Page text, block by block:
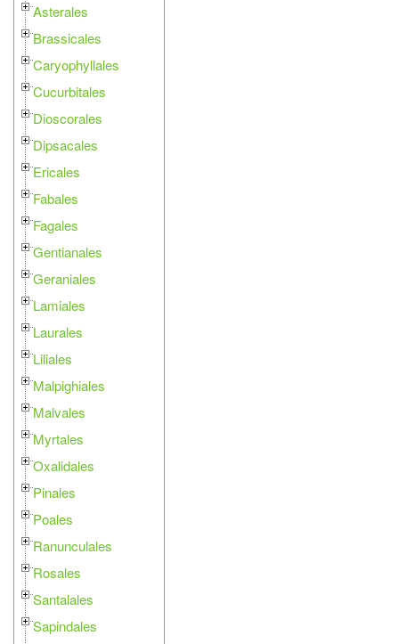
Asterales
Brassicales
Caryophyllales
Cucurbitales
Dioscorales
Dipsacales
Ericales
Fabales
Fagales
Gentianales
Geraniales
Lamiales
Laurales
Liliales
Malpighiales
Malvales
Myrtales
Oxalidales
Pinales
Poales
Ranunculales
Rosales
Santalales
Sapindales